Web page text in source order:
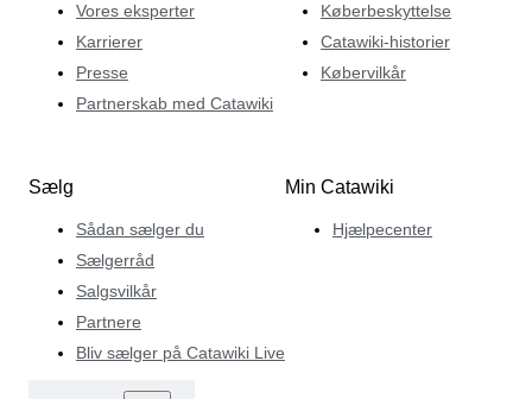
Vores eksperter
Karrierer
Presse
Partnerskab med Catawiki
Køberbeskyttelse
Catawiki-historier
Købervilkår
Sælg
Sådan sælger du
Sælgerråd
Salgsvilkår
Partnere
Bliv sælger på Catawiki Live
Min Catawiki
Hjælpecenter